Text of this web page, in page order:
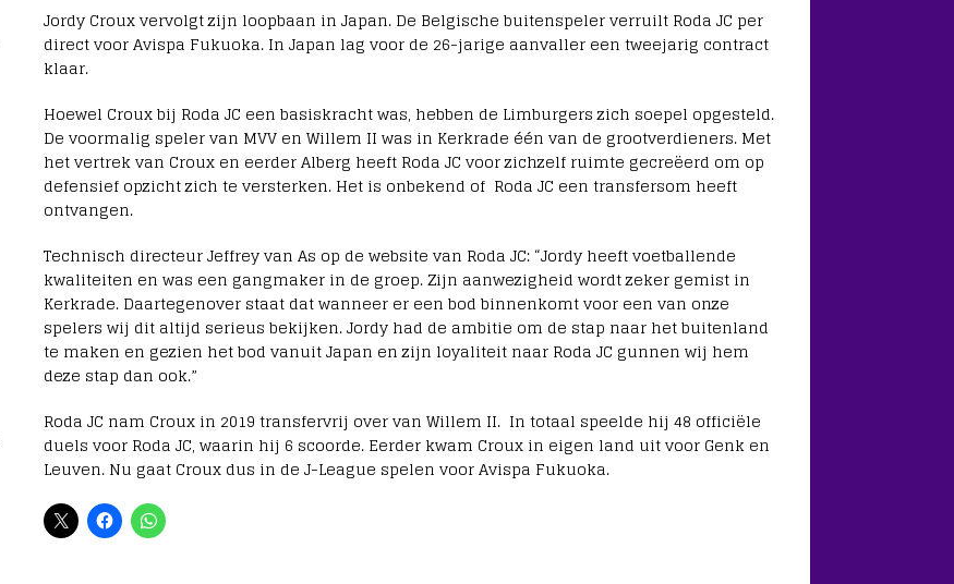
Jordy Croux vervolgt zijn loopbaan in Japan. De Belgische buitenspeler verruilt Roda JC per
direct voor Avispa Fukuoka. In Japan lag voor de 26-jarige aanvaller een tweejarig contract
klaar.
Hoewel Croux bij Roda JC een basiskracht was, hebben de Limburgers zich soepel opgesteld.
De voormalig speler van MVV en Willem II was in Kerkrade één van de grootverdieners. Met
het vertrek van Croux en eerder Alberg heeft Roda JC voor zichzelf ruimte gecreëerd om op
defensief opzicht zich te versterken. Het is onbekend of Roda JC een transfersom heeft
ontvangen.
Technisch directeur Jeffrey van As op de website van Roda JC: “Jordy heeft voetballende
kwaliteiten en was een gangmaker in de groep. Zijn aanwezigheid wordt zeker gemist in
Kerkrade. Daartegenover staat dat wanneer er een bod binnenkomt voor een van onze
spelers wij dit altijd serieus bekijken. Jordy had de ambitie om de stap naar het buitenland
te maken en gezien het bod vanuit Japan en zijn loyaliteit naar Roda JC gunnen wij hem
deze stap dan ook.”
Roda JC nam Croux in 2019 transfervrij over van Willem II. In totaal speelde hij 48 officiële
duels voor Roda JC, waarin hij 6 scoorde. Eerder kwam Croux in eigen land uit voor Genk en
Leuven. Nu gaat Croux dus in de J-League spelen voor Avispa Fukuoka.